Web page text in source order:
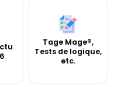
Tage Mage®,
Tests de logique,
etc.